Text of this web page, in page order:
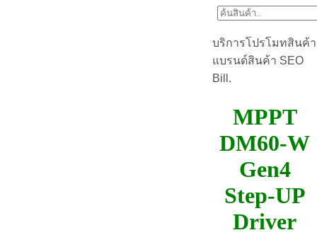
บริการโปรโมทสินค้า
แบรนด์สินค้า SEO
Bill.
MPPT
DM60-W
Gen4
Step-UP
Driver